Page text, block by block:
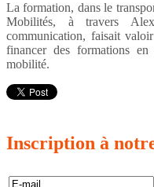
La formation, dans le
Mobilités, à travers
communication, faisait
financer des formations
mobilité.
Inscription à